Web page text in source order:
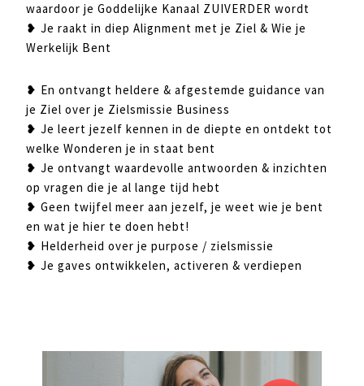
waardoor je Goddelijke Kanaal ZUIVERDER wordt
❥ Je raakt in diep Alignment met je Ziel & Wie je
Werkelijk Bent
❥ En ontvangt heldere & afgestemde guidance van
je Ziel over je Zielsmissie Business
❥ Je leert jezelf kennen in de diepte en ontdekt tot
welke Wonderen je in staat bent
❥ Je ontvangt waardevolle antwoorden & inzichten
op vragen die je al lange tijd hebt
❥ Geen twijfel meer aan jezelf, je weet wie je bent
en wat je hier te doen hebt!
❥ Helderheid over je purpose / zielsmissie
❥ Je gaves ontwikkelen, activeren & verdiepen